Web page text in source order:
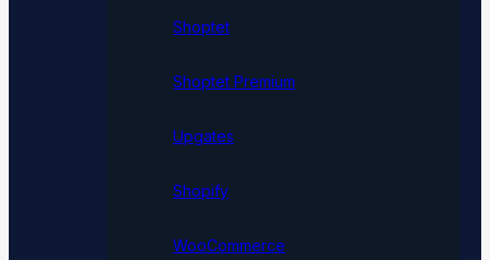
Shoptet
Shoptet Premium
Upgates
Shopify
WooCommerce